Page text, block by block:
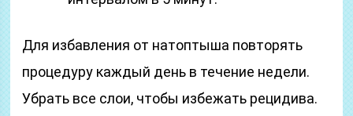
Для избавления от натоптыша повторять
процедуру каждый день в течение недели.
Убрать все слои, чтобы избежать рецидива.